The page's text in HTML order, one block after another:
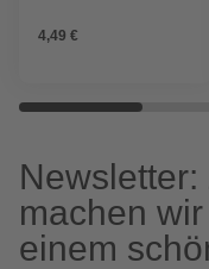
4,49 €
machen
einem